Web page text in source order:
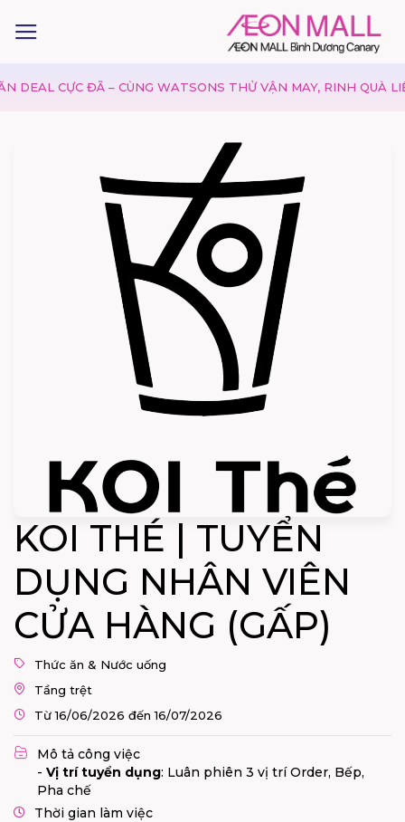
CỰC ĐÃ – CÙNG WATSONS THỬ VẬN MAY, RINH QUÀ LIỀN
KOI THÉ | TUYỂN
DỤNG NHÂN VIÊN
CỬA HÀNG (GẤP)
Thức ăn & Nước uống
Tầng trệt
Từ 16/06/2026 đến 16/07/2026
Mô tả công việc
- Vị trí tuyển dụng: Luân phiên 3 vị trí Order, Bếp,
Pha chế
Thời gian làm việc